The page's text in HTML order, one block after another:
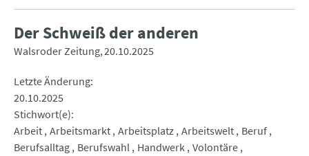
Der Schweiß der anderen
Walsroder Zeitung 20.10.2025
Letzte Änderung
20.10.2025
Stichwort(e)
Arbeit Arbeitsmarkt Arbeitsplatz Arbeitswelt Beruf
Berufsalltag Berufswahl Handwerk Volontäre